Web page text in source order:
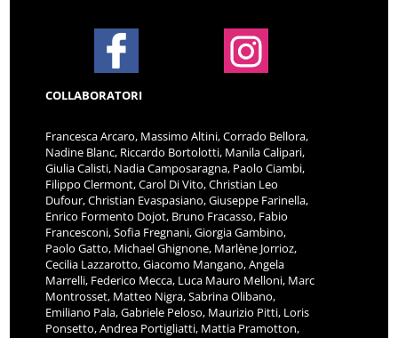
COLLABORATORI
Francesca Arcaro, Massimo Altini, Corrado Bellora,
Nadine Blanc, Riccardo Bortolotti, Manila Calipari,
Giulia Calisti, Nadia Camposaragna, Paolo Ciambi,
Filippo Clermont, Carol Di Vito, Christian Leo
Dufour, Christian Evaspasiano, Giuseppe Farinella,
Enrico Formento Dojot, Bruno Fracasso, Fabio
Francesconi, Sofia Fregnani, Giorgia Gambino,
Paolo Gatto, Michael Ghignone, Marlène Jorrioz,
Cecilia Lazzarotto, Giacomo Mangano, Angela
Marrelli, Federico Mecca, Luca Mauro Melloni, Marc
Montrosset, Matteo Nigra, Sabrina Olibano,
Emiliano Pala, Gabriele Peloso, Maurizio Pitti, Loris
Ponsetto, Andrea Portigliatti, Mattia Pramotton,